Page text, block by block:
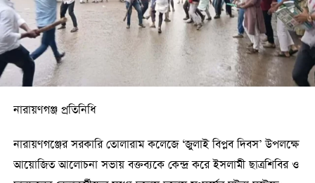
জিজ্ঞাসাবাদের একপর্যায়ে ভুক্তভোগী পুরো ঘটনা জানায়।
এরপর মঙ্গলবার রাতে ভুক্তভোগীর বড় ভাই বাদী হয়ে বোরহানউদ্দিন
থানায় মামলা দায়ের করেন। অভিযুক্তদের দৃষ্টান্তমূলক শাস্তির দাবি
জানিয়েছেন পরিবারের সদস্যরা।
ভোলা ২৫০ শয্যাবিশিষ্ট জেনারেল হাসপাতালের চিকিৎসক ডা. ইরফান
মাহমুদ জানান, বুধবার দুপুরে ভুক্তভোগীর প্রয়োজনীয় মেডিকেল পরীক্ষা
সম্পন্ন হয়েছে।
নারায়ণগঞ্জ প্রতিনিধি
নারায়ণগঞ্জের সরকারি তোলারাম কলেজে ‘জুলাই বিপ্লব দিবস’ উপলক্ষে
আয়োজিত আলোচনা সভায় বক্তব্যকে কেন্দ্র করে ইসলামী ছাত্রশিবির ও